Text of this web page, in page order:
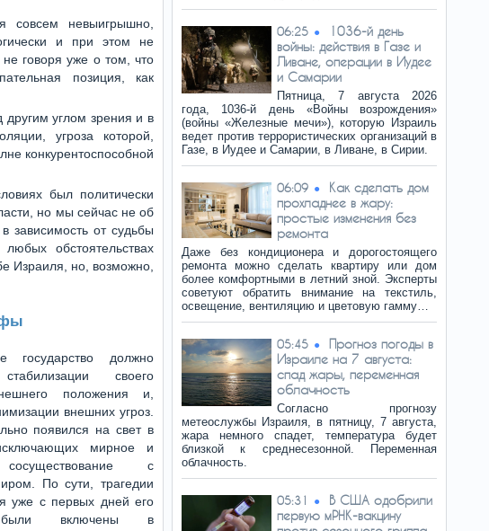
совсем невыигрышно,
и при этом не
говоря уже о том, что
позиция, как
углом зрения и в
угроза которой,
конкурентоспособной
был политически
но мы сейчас не об
зависимость от судьбы
обстоятельствах
Израиля, но, возможно,
государство должно
своего
положения и,
внешних угроз.
появился на свет в
исключающих мирное и
с
По сути, трагедии
уже с первых дней его
были включены в
06:25
1036-й день
войны: действия в Газе и
Ливане, операции в Иудее
и Самарии
Пятница, 7 августа 2026
года, 1036-й день «Войны возрождения»
(войны «Железные мечи»), которую Израиль
ведет против террористических организаций в
Газе, в Иудее и Самарии, в Ливане, в Сирии.
06:09
Как сделать дом
прохладнее в жару:
простые изменения без
ремонта
Даже без кондиционера и дорогостоящего
ремонта можно сделать квартиру или дом
более комфортными в летний зной. Эксперты
советуют обратить внимание на текстиль,
освещение, вентиляцию и цветовую гамму…
05:45
Прогноз погоды в
Израиле на 7 августа:
спад жары, переменная
облачность
Согласно прогнозу
метеослужбы Израиля, в пятницу, 7 августа,
жара немного спадет, температура будет
близкой к среднесезонной. Переменная
облачность.
05:31
В США одобрили
первую мРНК-вакцину